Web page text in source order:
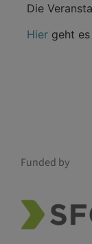
Die
Hiergeht es
Funded by